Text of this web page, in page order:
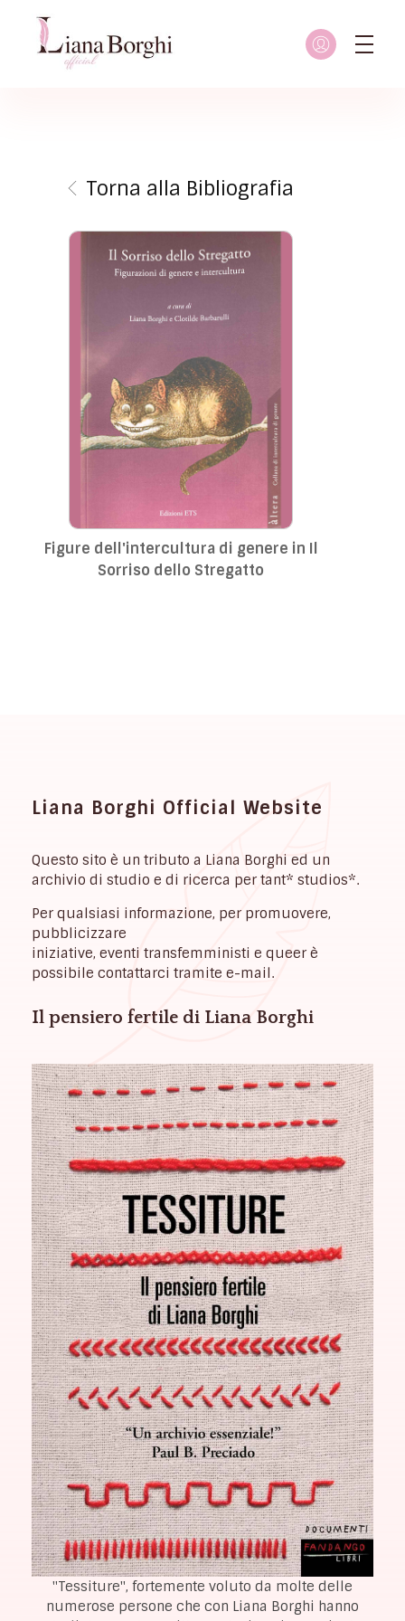
Torna alla Bibliografia
Figure dell'intercultura di genere in Il
Sorriso dello Stregatto
Liana Borghi Official Website
Questo sito è un tributo a Liana Borghi ed un
archivio di studio e di ricerca per tant* studios*.
Per qualsiasi informazione, per promuovere,
pubblicizzare
iniziative, eventi transfemministi e queer è
possibile contattarci tramite e-mail.
Il pensiero fertile di Liana Borghi
"Tessiture", fortemente voluto da molte delle
numerose persone che con Liana Borghi hanno